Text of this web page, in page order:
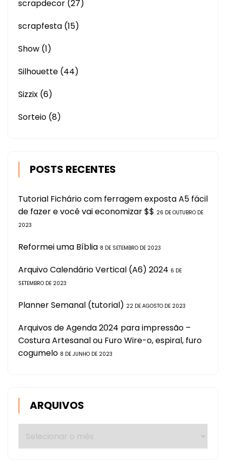
scrapdecor (27)
scrapfesta (15)
Show (1)
Silhouette (44)
Sizzix (6)
Sorteio (8)
POSTS RECENTES
Tutorial Fichário com ferragem exposta A5 fácil
de fazer e você vai economizar $$ 26 DE OUTUBRO DE
2023
Reformei uma Bíblia 8 DE SETEMBRO DE 2023
Arquivo Calendário Vertical (A6) 2024 6 DE
SETEMBRO DE 2023
Planner Semanal (tutorial) 22 DE AGOSTO DE 2023
Arquivos de Agenda 2024 para impressão –
Costura Artesanal ou Furo Wire-o, espiral, furo
cogumelo 8 DE JUNHO DE 2023
ARQUIVOS
Arquivos